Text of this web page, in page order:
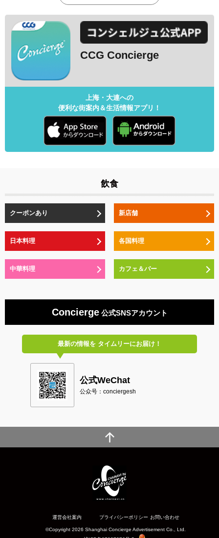
CCG Concierge
上海・大連への
便利な街案内＆生活情報アプリ！
飲食
クーポンあり 新店舗
日本料理 各国料理
中華料理 カフェ＆バー
Concierge公式SNSアカウント
最新の情報をタイムリーにお届け！
公式WeChat
公众号：conciergesh
運営会社案内 プライバシーポリシー お問い合わせ
©Copyright 2026 Shanghai Concierge Advertisement Co., Ltd.